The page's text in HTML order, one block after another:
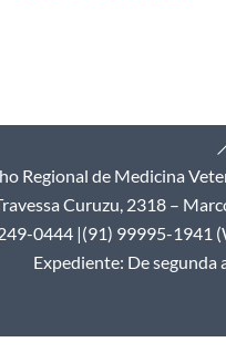
Regional de Medicina
Curuzu, 2318 –
0444 |(91) 99995-1941
Expediente: De segunda